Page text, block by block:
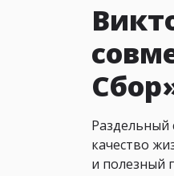
Раздельный
качество
и полезный